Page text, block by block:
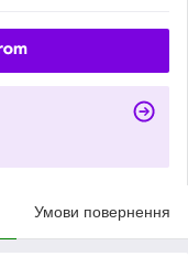
Умови повернення